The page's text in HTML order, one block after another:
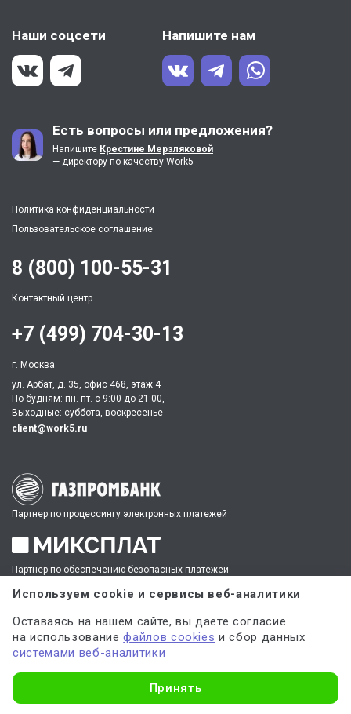
Наши соцсети Напишите нам
Есть вопросы или предложения?
Напишите Крестине Мерзляковой
— директору по качеству Work5
Политика конфиденциальности
Пользовательское соглашение
Партнер по процессингу электронных платежей
Партнер по обеспечению безопасных платежей
ИНН 540535727161,ОГРН 312547621900150
8 (800) 100-55-31
Контактный центр
+7 (499) 704-30-13
г. Москва
ул. Арбат, д. 35, офис 468, этаж 4
По будням: пн.-пт. c 9:00 до 21:00,
Выходные: суббота, воскресенье
client@work5.ru
Материалы, полученные в результате оказания услуг, могут
использоваться только в качестве дополнительного инструмента для
решения имеющихся у вас задач, сбора информации и источников,
но не являются готовым решением.
Используем cookie и сервисы веб-аналитики
Оставаясь на нашем сайте, вы даете согласие
на использованиефайлов cookies и сбор данных
системами веб-аналитики
Принять